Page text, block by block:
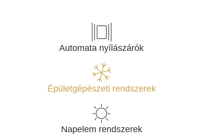
Automata nyílászárók
Épületgépészeti rendszerek
Napelem rendszerek